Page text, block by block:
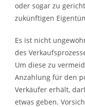
oder sogar zu
zukünftigen
Es ist nicht
des
Um diese zu
Anzahlung für den
Verkäufer erhält,
etwas geben.